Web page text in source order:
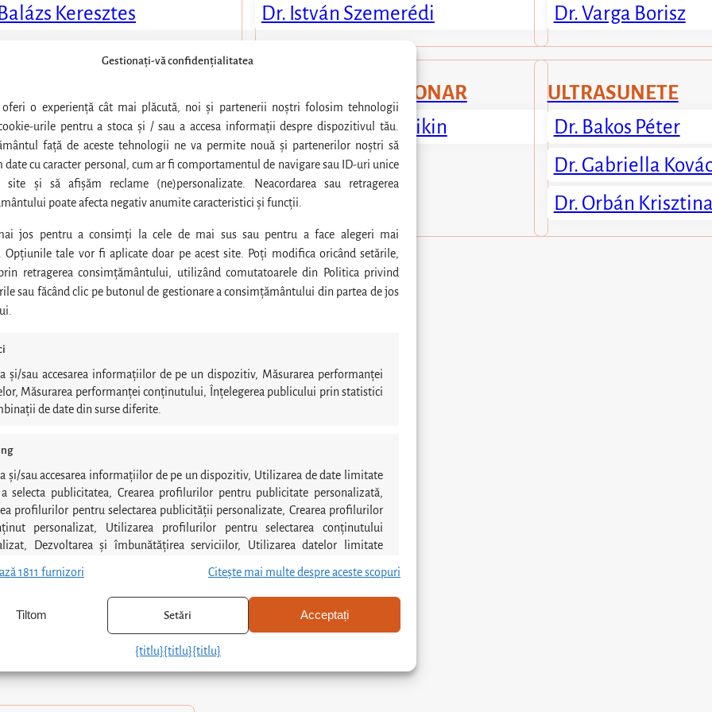
Gestionați-vă confidențialitatea
oferi o experiență cât mai plăcută, noi și partenerii noștri folosim tehnologii
urile pentru a stoca și / sau a accesa informații despre dispozitivul tău.
față de aceste tehnologii ne va permite nouă și partenerilor noștri să
date cu caracter personal, cum ar fi comportamentul de navigare sau ID-uri unice
site și să afișăm reclame (ne)personalizate. Neacordarea sau retragerea
poate afecta negativ anumite caracteristici și funcții.
jos pentru a consimți la cele de mai sus sau pentru a face alegeri mai
Opțiunile tale vor fi aplicate doar pe acest site. Poți modifica oricând setările,
retragerea consimțământului, utilizând comutatoarele din Politica privind
sau făcând clic pe butonul de gestionare a consimțământului din partea de jos
și/sau accesarea informațiilor de pe un dispozitiv, Măsurarea performanței
Măsurarea performanței conținutului, Înțelegerea publicului prin statistici
de date din surse diferite.
și/sau accesarea informațiilor de pe un dispozitiv, Utilizarea de date limitate
selecta publicitatea, Crearea profilurilor pentru publicitate personalizată,
profilurilor pentru selectarea publicității personalizate, Crearea profilurilor
personalizat, Utilizarea profilurilor pentru selectarea conținutului
Dezvoltarea și îmbunătățirea serviciilor, Utilizarea datelor limitate
și combinarea datelor din alte surse de date, Conectarea mai
dispozitive, Identificarea dispozitivelor pe baza informațiilor
unor date precise de geolocație, Identificarea dispozitivelor pe baza
1811 furnizori Citește mai multe despre aceste scopuri
Acceptați
Tiltom Setări
{titlu}{titlu}{titlu}
Keresztes
Dr. István Szemerédi
Dr. Varga Borisz
Rokszin
SPECIALIST PULMONAR
Dr. Lyubomir Jancsikin
ULTRASUNETE
Dr. Bakos Péter
Dr. Gabriella
Dr. Orbán
Őry-Tóth
Oroszi
dentară